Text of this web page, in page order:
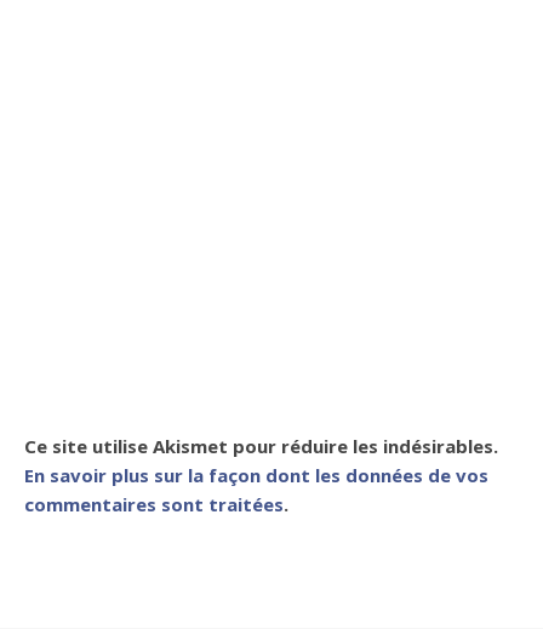
Ce site utilise Akismet pour réduire les indésirables.
En savoir plus sur la façon dont les données de vos
commentaires sont traitées.